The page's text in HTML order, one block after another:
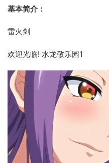
基本简介：
雷火剑
欢迎光临! 水龙敬乐园1